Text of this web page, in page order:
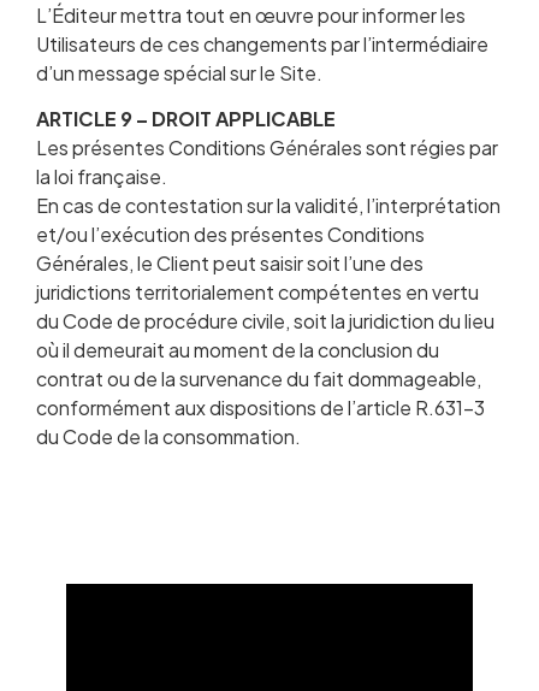
L’Éditeur mettra tout en œuvre pour informer les
Utilisateurs de ces changements par l’intermédiaire
d’un message spécial sur le Site.
ARTICLE 9 – DROIT APPLICABLE
Les présentes Conditions Générales sont régies par
la loi française.
En cas de contestation sur la validité, l’interprétation
et/ou l’exécution des présentes Conditions
Générales, le Client peut saisir soit l’une des
juridictions territorialement compétentes en vertu
du Code de procédure civile, soit la juridiction du lieu
où il demeurait au moment de la conclusion du
contrat ou de la survenance du fait dommageable,
conformément aux dispositions de l’article R.631-3
du Code de la consommation.